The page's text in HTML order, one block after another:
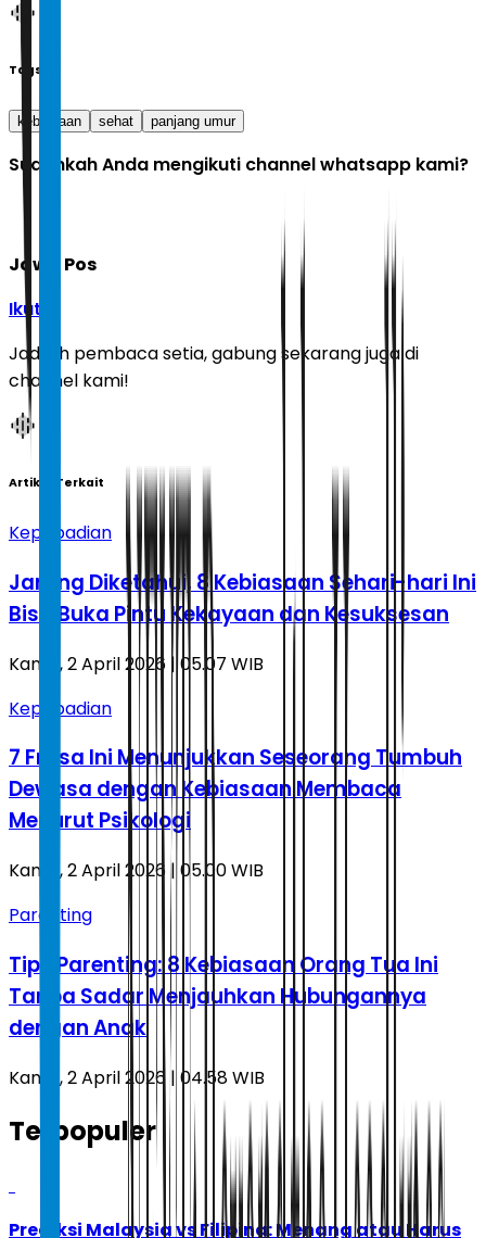
Tags
kebiasaan sehat panjang umur
Sudahkah Anda mengikuti channel whatsapp kami?
Jawa Pos
Ikuti
Jadilah pembaca setia, gabung sekarang juga di
channel kami!
Artikel Terkait
Kepribadian
Jarang Diketahui, 8 Kebiasaan Sehari-hari Ini
Bisa Buka Pintu Kekayaan dan Kesuksesan
Kamis, 2 April 2026 | 05.07 WIB
Kepribadian
7 Frasa Ini Menunjukkan Seseorang Tumbuh
Dewasa dengan Kebiasaan Membaca
Menurut Psikologi
Kamis, 2 April 2026 | 05.00 WIB
Parenting
Tips Parenting: 8 Kebiasaan Orang Tua Ini
Tanpa Sadar Menjauhkan Hubungannya
dengan Anak
Kamis, 2 April 2026 | 04.58 WIB
Terpopuler
Prediksi Malaysia vs Filipina: Menang atau Harus